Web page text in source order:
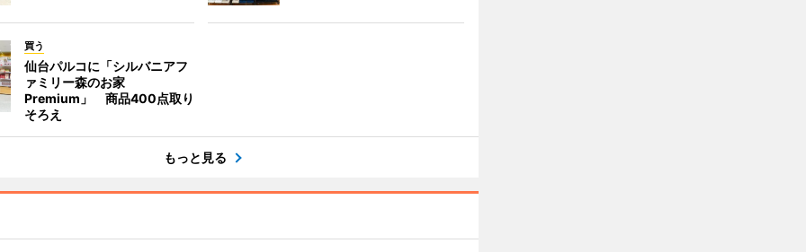
買う
仙台パルコに「シルバニアフ
ァミリー森のお家
Premium」 商品400点取り
そろえ
もっと見る